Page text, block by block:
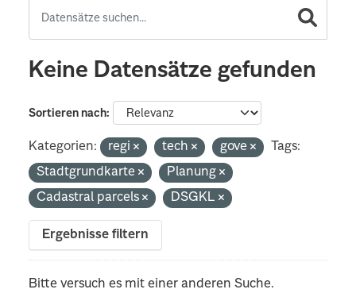
Keine Datensätze gefunden
Sortieren nach
Kategorien: regi tech gove
Tags:
Stadtgrundkarte
Planung
Cadastral parcels
DSGKL
Ergebnisse filtern
Bitte versuch es mit einer anderen Suche.